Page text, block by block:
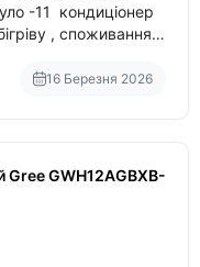
-11 кондиціонер
, споживання
16 Березня 2026
Gree GWH12AGBXB-